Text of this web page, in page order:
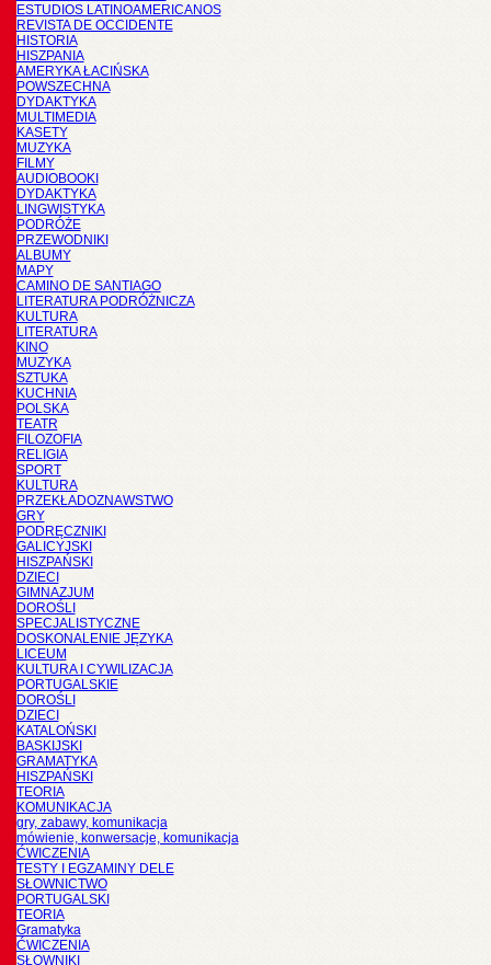
ESTUDIOS LATINOAMERICANOS
REVISTA DE OCCIDENTE
HISTORIA
HISZPANIA
AMERYKA ŁACIŃSKA
POWSZECHNA
DYDAKTYKA
MULTIMEDIA
KASETY
MUZYKA
FILMY
AUDIOBOOKI
DYDAKTYKA
LINGWISTYKA
PODRÓŻE
PRZEWODNIKI
ALBUMY
MAPY
CAMINO DE SANTIAGO
LITERATURA PODRÓŻNICZA
KULTURA
LITERATURA
KINO
MUZYKA
SZTUKA
KUCHNIA
POLSKA
TEATR
FILOZOFIA
RELIGIA
SPORT
KULTURA
PRZEKŁADOZNAWSTWO
GRY
PODRĘCZNIKI
GALICYJSKI
HISZPAŃSKI
DZIECI
GIMNAZJUM
DOROŚLI
SPECJALISTYCZNE
DOSKONALENIE JĘZYKA
LICEUM
KULTURA I CYWILIZACJA
PORTUGALSKIE
DOROŚLI
DZIECI
KATALOŃSKI
BASKIJSKI
GRAMATYKA
HISZPAŃSKI
TEORIA
KOMUNIKACJA
gry, zabawy, komunikacja
mówienie, konwersacje, komunikacja
ĆWICZENIA
TESTY I EGZAMINY DELE
SŁOWNICTWO
PORTUGALSKI
TEORIA
Gramatyka
ĆWICZENIA
SŁOWNIKI